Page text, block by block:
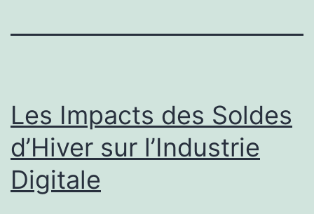
Les Impacts des Soldes
d’Hiver sur l’Industrie
Digitale